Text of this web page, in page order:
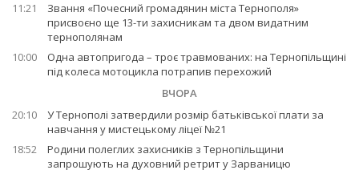
11:21
Звання «Почесний громадянин міста Тернополя»
присвоєно ще 13-ти захисникам та двом видатним
тернополянам
10:00
Одна автопригода – троє травмованих: на Тернопільщині
під колеса мотоцикла потрапив перехожий
ВЧОРА
20:10
У Тернополі затвердили розмір батьківської плати за
навчання у мистецькому ліцеї №21
18:52
Родини полеглих захисників з Тернопільщини
запрошують на духовний ретрит у Зарваницю